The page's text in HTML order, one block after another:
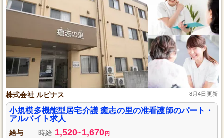
株式会社 ルピナス 8月4日更新
小規模多機能型居宅介護 癒志の里の准看護師のパート・
アルバイト求人
給与 時給 1,520~1,670 円